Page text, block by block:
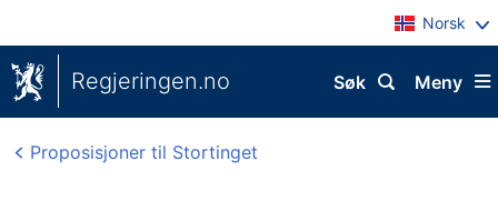
Norsk
Regjeringen.no Meny
Søk
Proposisjoner til Stortinget